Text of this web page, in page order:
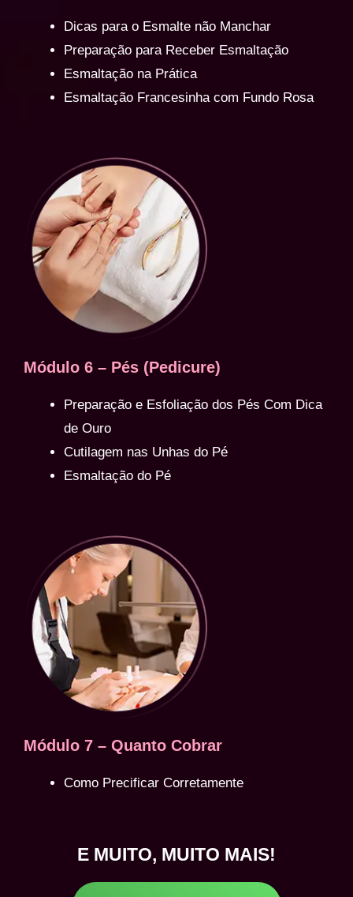
Dicas para o Esmalte não Manchar
Preparação para Receber Esmaltação
Esmaltação na Prática
Esmaltação Francesinha com Fundo Rosa
Módulo 6 – Pés (Pedicure)
Preparação e Esfoliação dos Pés Com Dica
de Ouro
Cutilagem nas Unhas do Pé
Esmaltação do Pé
Módulo 7 – Quanto Cobrar
Como Precificar Corretamente
E MUITO, MUITO MAIS!